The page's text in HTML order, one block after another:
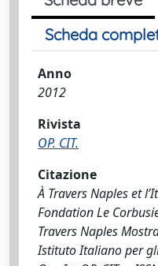
Scheda
Anno
2012
Rivista
OP. CIT.
Citazione
À Travers Naples et
Fondation Le
Travers Naples
Istituto Italiano per